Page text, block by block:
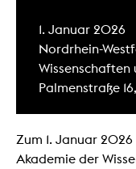
1. Januar 2026
Nordrhein-
Wissenschaften
Palmenstraße
Zum 1. Januar
Akademie der